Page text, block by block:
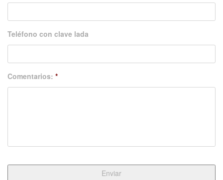
Teléfono con clave lada
Comentarios: *